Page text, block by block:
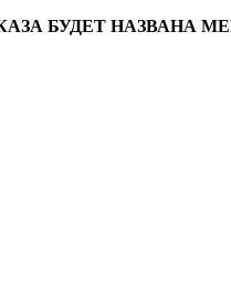
БУДЕТ НАЗВАНА